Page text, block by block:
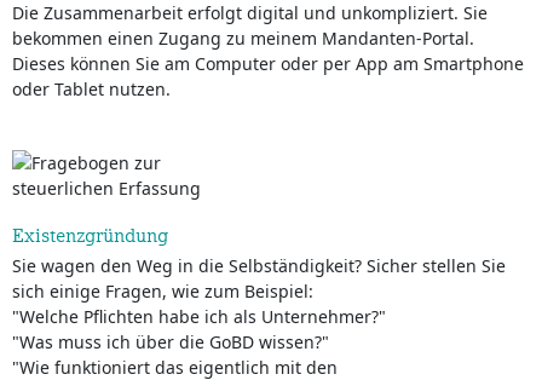
Die Zusammenarbeit erfolgt digital und unkompliziert. Sie
bekommen einen Zugang zu meinem Mandanten-Portal.
Dieses können Sie am Computer oder per App am Smartphone
oder Tablet nutzen.
Existenzgründung
Sie wagen den Weg in die Selbständigkeit? Sicher stellen Sie
sich einige Fragen, wie zum Beispiel:
"Welche Pflichten habe ich als Unternehmer?"
"Was muss ich über die GoBD wissen?"
"Wie funktioniert das eigentlich mit den